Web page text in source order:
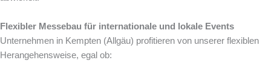
Flexibler Messebau für internationale und lokale Events
Unternehmen in Kempten (Allgäu) profitieren von unserer flexiblen
Herangehensweise, egal ob: